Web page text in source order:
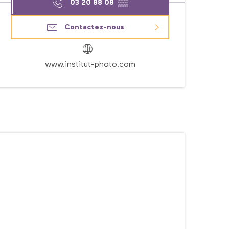
03 20 88 08 ▒▒
Contactez-nous
www.institut-photo.com